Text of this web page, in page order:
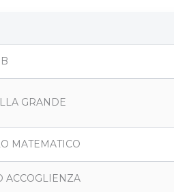
GRANDE
MATEMATICO
ACCOGLIENZA